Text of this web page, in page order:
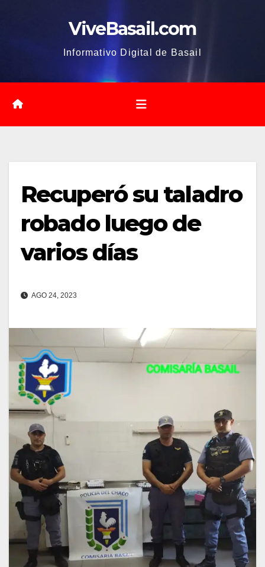
ViveBasail.com
Informativo Digital de Basail
Recuperó su taladro
robado luego de
varios días
AGO 24, 2023